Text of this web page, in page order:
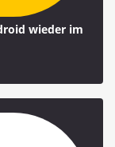
wieder im